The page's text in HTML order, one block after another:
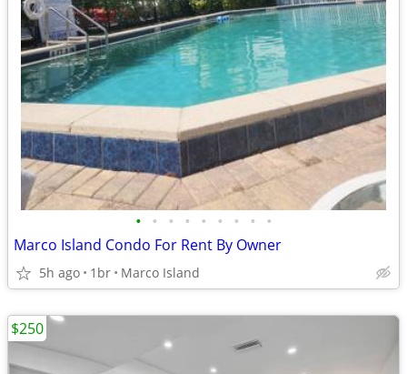
• • • • • • • • •
Marco Island Condo For Rent By Owner
5h ago 1br Marco Island
$250